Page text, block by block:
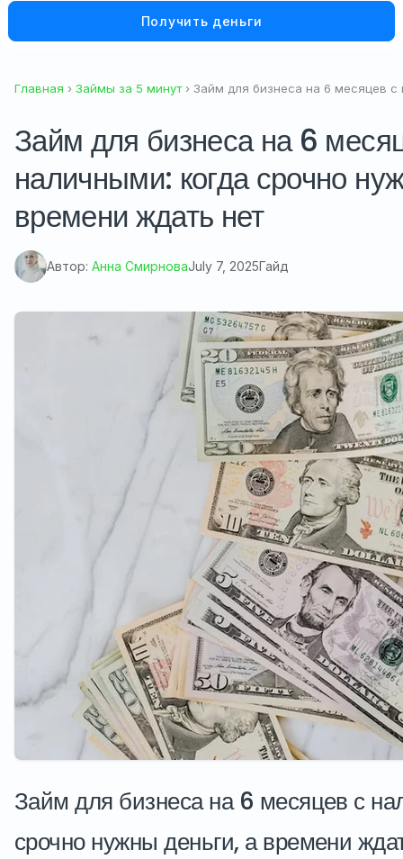
Получить деньги
Главная › Займы за 5 минут› Займ для бизнеса на 6 месяцев с
Займ для бизнеса на 6
наличными: когда срочно
времени ждать нет
Автор: Анна СмирноваJuly 7, 2025Гайд
Займ для бизнеса на 6 месяцев с
срочно нужны деньги, а времени